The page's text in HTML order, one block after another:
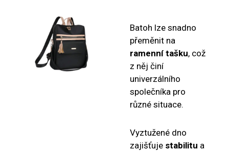
Batoh lze snadno
přeměnit na
ramenní tašku, což
z něj činí
univerzálního
společníka pro
různé situace.
Vyztužené dno
zajišťuje stabilitu a